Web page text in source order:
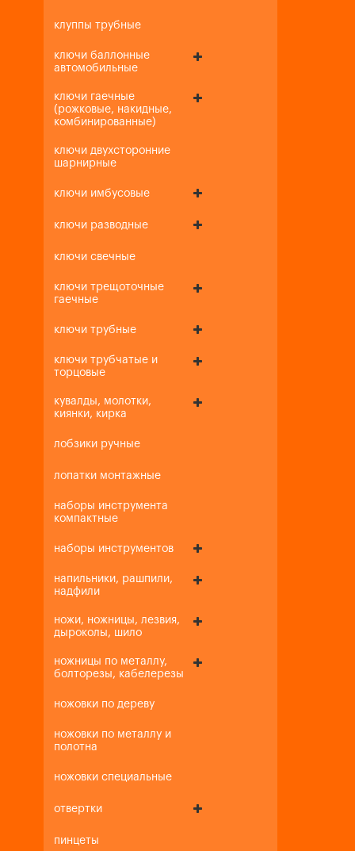
клуппы трубные
ключи баллонные
автомобильные
ключи гаечные
(рожковые, накидные,
комбинированные)
ключи двухсторонние
шарнирные
ключи имбусовые
ключи разводные
ключи свечные
ключи трещоточные
гаечные
ключи трубные
ключи трубчатые и
торцовые
кувалды, молотки,
киянки, кирка
лобзики ручные
лопатки монтажные
наборы инструмента
компактные
наборы инструментов
напильники, рашпили,
надфили
ножи, ножницы, лезвия,
дыроколы, шило
ножницы по металлу,
болторезы, кабелерезы
ножовки по дереву
ножовки по металлу и
полотна
ножовки специальные
отвертки
пинцеты